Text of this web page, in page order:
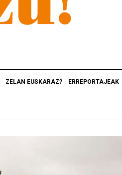
ZELAN EUSKARAZ? ERREPORTAJEAK